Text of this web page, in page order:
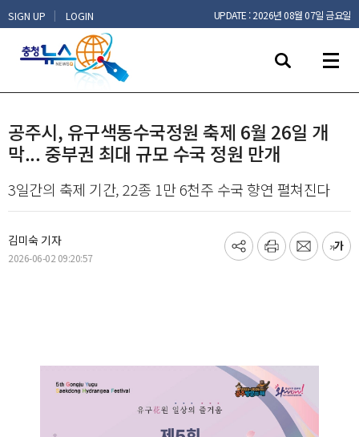
SIGN UP | LOGIN UPDATE : 2026년 08월 07일 금요일
공주시, 유구색동수국정원 축제 6월 26일 개
막... 중부권 최대 규모 수국 정원 만개
3일간의 축제 기간, 22종 1만 6천주 수국 향연 펼쳐진다
김미숙 기자
2026-06-02 09:20:57
기
프
메
글